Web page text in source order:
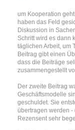
um Kooperation
haben das Feld
Diskussion in
Schritt wird es dann
täglichen Arbeit, um
Beitrag gibt einen
dass die Beiträge
zusammengestellt
Der zweite Beitrag
Geschäftsmodelle
geschuldet. Sie
übertragen werden
Rezensent sehr